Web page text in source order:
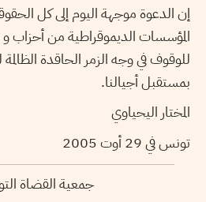
إن الدعوة موجهة اليوم إلى كل
المؤسسات الديموقراطية من أحزاب
للوقوف في وجه الزمر الحاقدة
بمستقبل أجيالنا.
المختار اليحياوي
تونس في 29 أوت 2005
جمعية القضاة